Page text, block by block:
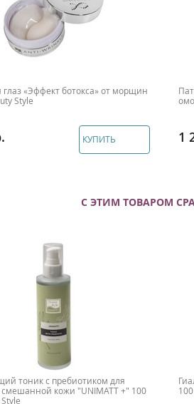
глаз «Эффект ботокса» от морщин
Style
КУПИТЬ 1
С ЭТИМ ТОВАРОМ
тоник с пребиотиком для
кожи "UNIMATT +" 100